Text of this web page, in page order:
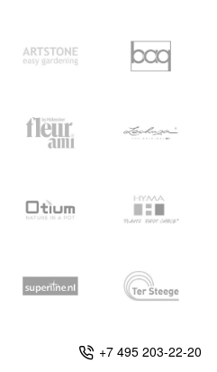
+7 495 203-22-20